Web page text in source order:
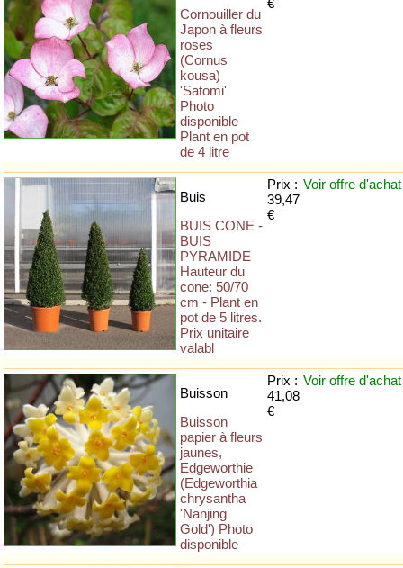
Cornouiller du
Japon à fleurs
roses
(Cornus
kousa)
'Satomi'
Photo
disponible
Plant en pot
de 4 litre
€
Buis
BUIS CONE -
BUIS
PYRAMIDE
Hauteur du
cone: 50/70
cm - Plant en
pot de 5 litres.
Prix unitaire
valabl
Prix :
39,47
€
Voir offre d'achat
Buisson
Buisson
papier à fleurs
jaunes,
Edgeworthie
(Edgeworthia
chrysantha
'Nanjing
Gold') Photo
disponible
Prix :
41,08
€
Voir offre d'achat